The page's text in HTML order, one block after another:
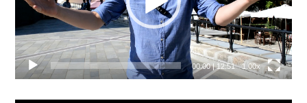
00:00|12:51 1.00x